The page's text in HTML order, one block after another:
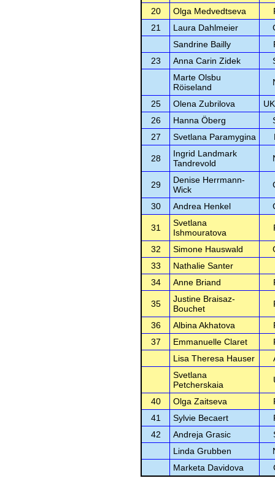
20
Olga Medvedtseva
21
Laura Dahlmeier
Sandrine Bailly
23
Anna Carin Zidek
Marte Olsbu
Röiseland
25 Olena Zubrilova
26
Hanna Öberg
27
Svetlana Paramygina
28
Ingrid Landmark
Tandrevold
29
Denise Herrmann-
Wick
30 Andrea Henkel
31
Svetlana
Ishmouratova
32 Simone Hauswald
33
Nathalie Santer
34
Anne Briand
35
Justine Braisaz-
Bouchet
36 Albina Akhatova
37
Emmanuelle Claret
Lisa Theresa Hauser
Svetlana
Petcherskaia
40 Olga Zaitseva
41
Sylvie Becaert
42
Andreja Grasic
Linda Grubben
Marketa Davidova